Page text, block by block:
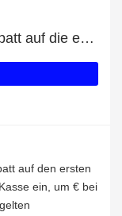
Erhalten Sie zusätzliche 24% Rabatt auf die erste Bestellung
auf den ersten
ein, um € bei